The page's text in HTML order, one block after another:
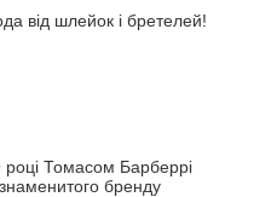
від шлейок і бретелей!
Томасом Барберрі
бренду